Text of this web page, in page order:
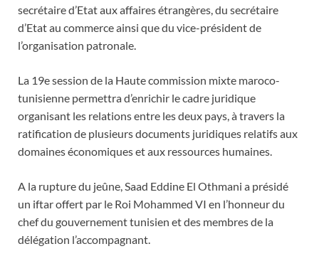
secrétaire d’Etat aux affaires étrangères, du secrétaire
d’Etat au commerce ainsi que du vice-président de
l’organisation patronale.
La 19e session de la Haute commission mixte maroco-
tunisienne permettra d’enrichir le cadre juridique
organisant les relations entre les deux pays, à travers la
ratification de plusieurs documents juridiques relatifs aux
domaines économiques et aux ressources humaines.
A la rupture du jeûne, Saad Eddine El Othmani a présidé
un iftar offert par le Roi Mohammed VI en l’honneur du
chef du gouvernement tunisien et des membres de la
délégation l’accompagnant.